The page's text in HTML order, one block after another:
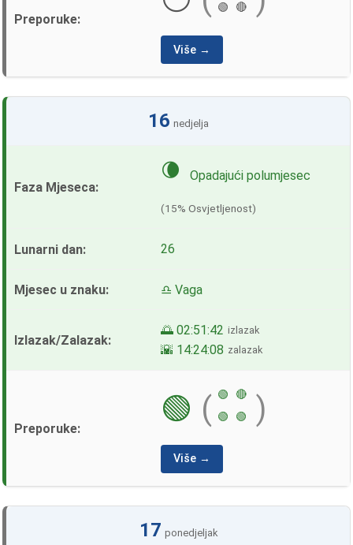
🟢
🔴
Više →
16 nedjelja
🌘 Opadajući polumjesec
(15% Osvjetljenost)
26
♎ Vaga
🌅 02:51:42 izlazak
🌇 14:24:08 zalazak
🟢 ( 🟢
🔴
🟢
🟢 )
Više →
17 ponedjeljak